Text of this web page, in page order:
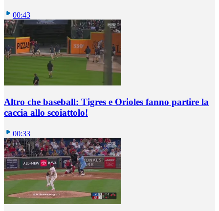
00:43
Altro che baseball: Tigres e Orioles fanno partire la
caccia allo scoiattolo!
00:33